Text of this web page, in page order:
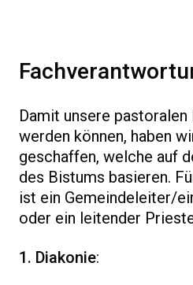
Damit unsere
werden können, haben
geschaffen, welche auf
des Bistums basieren.
ist ein Gemeindeleiter/
oder ein leitender
1. Diakonie: